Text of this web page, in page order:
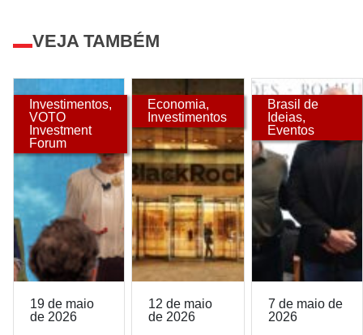
VEJA TAMBÉM
Investimentos,
VOTO
Investment
Forum
19 de maio
de 2026
Economia,
Investimentos
12 de maio
de 2026
Brasil de
Ideias,
Eventos
7 de maio de
2026